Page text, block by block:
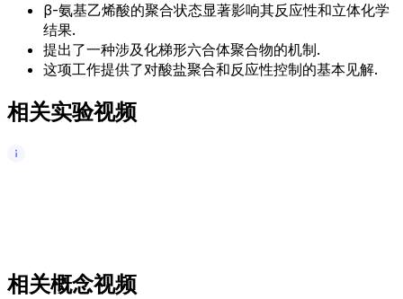
β-氨基乙烯酸的聚合状态显著影响其反应性和立体化学
结果.
提出了一种涉及化梯形六合体聚合物的机制.
这项工作提供了对酸盐聚合和反应性控制的基本见解.
相关实验视频
相关概念视频